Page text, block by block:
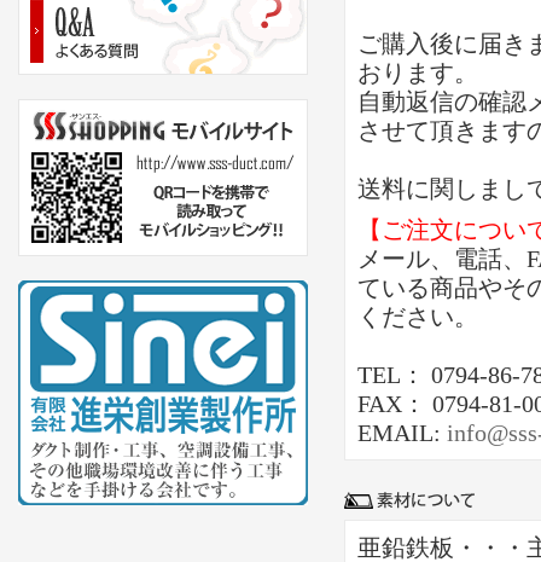
ご購入後に届き
おります。
自動返信の確認
させて頂きます
送料に関しまし
【ご注文につい
メール、電話、
ている商品やそ
ください。
TEL： 0794-86-
FAX： 0794-81-
EMAIL:
亜鉛鉄板・・・